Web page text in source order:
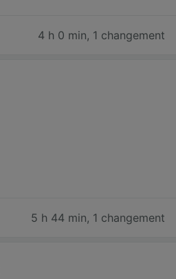
4 h 0 min, 1 changement
5 h 44 min, 1 changement